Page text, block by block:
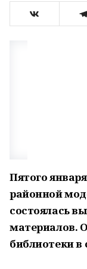
Пятого
районной
состоялась
материалов.
библиотеки в